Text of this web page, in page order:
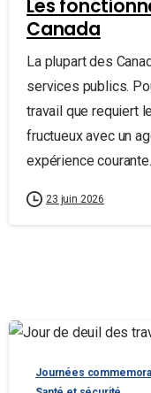
Les
Canada
La plupart des
services publics.
travail que requiert
fructueux avec un
expérience
23 juin 2026
Journées